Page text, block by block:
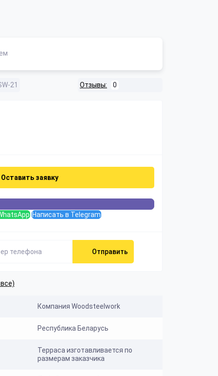
21 Отзывы: 0
Оставить заявку
Написать в Telegram
Отправить
Компания Woodsteelwork
Республика Беларусь
Терраса изготавливается по
размерам заказчика